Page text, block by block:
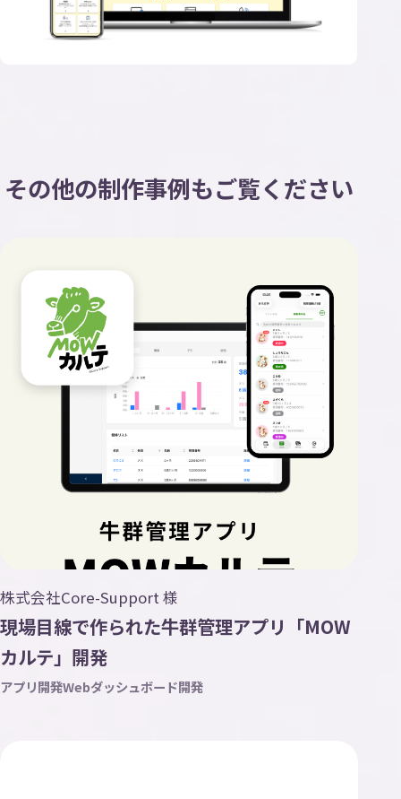
その他の制作事例もご覧ください
株式会社Core-Support 様
現場目線で作られた牛群管理アプリ「MOW
カルテ」開発
アプリ開発Webダッシュボード開発